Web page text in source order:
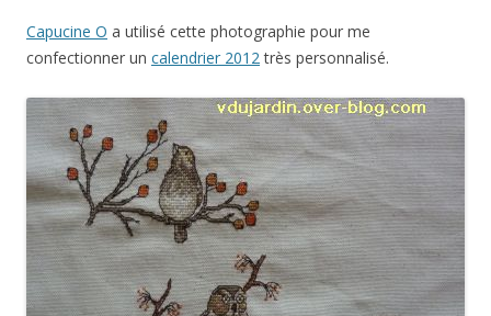
Capucine O a utilisé cette photographie pour me
confectionner un calendrier 2012très personnalisé.